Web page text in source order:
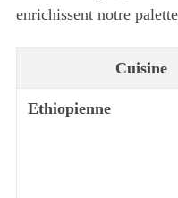
enrichissent notre
Cuisine
Ethiopienne